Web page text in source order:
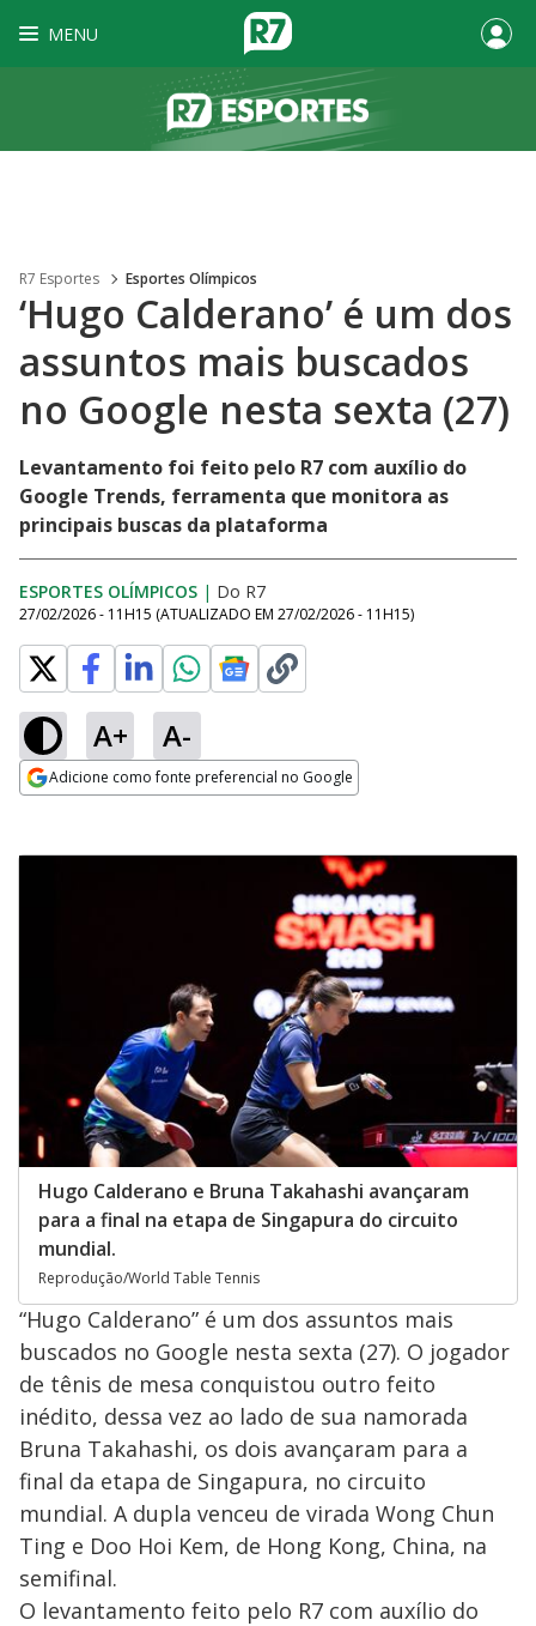
MENU
R7 Esportes Esportes Olímpicos
‘Hugo Calderano’ é um dos
assuntos mais buscados
no Google nesta sexta (27)
Levantamento foi feito pelo R7 com auxílio do
Google Trends, ferramenta que monitora as
principais buscas da plataforma
ESPORTES OLÍMPICOS | Do R7
27/02/2026 - 11H15 (ATUALIZADO EM 27/02/2026 - 11H15)
A+ A-
Adicione como fonte preferencial no Google
Hugo Calderano e Bruna Takahashi avançaram
para a final na etapa de Singapura do circuito
mundial.
Reprodução/World Table Tennis
“Hugo Calderano” é um dos assuntos mais
buscados no Google nesta sexta (27). O jogador
de tênis de mesa conquistou outro feito
inédito, dessa vez ao lado de sua namorada
Bruna Takahashi, os dois avançaram para a
final da etapa de Singapura, no circuito
mundial. A dupla venceu de virada Wong Chun
Ting e Doo Hoi Kem, de Hong Kong, China, na
semifinal.
O levantamento feito pelo R7 com auxílio do